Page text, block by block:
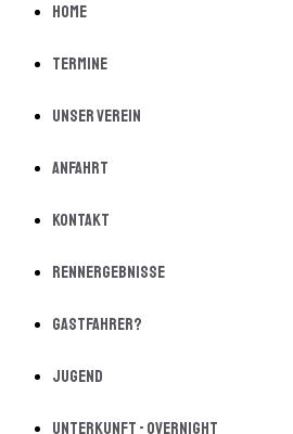
Home
Termine
Unser Verein
Anfahrt
Kontakt
Rennergebnisse
Gastfahrer?
Jugend
Unterkunft - Overnight